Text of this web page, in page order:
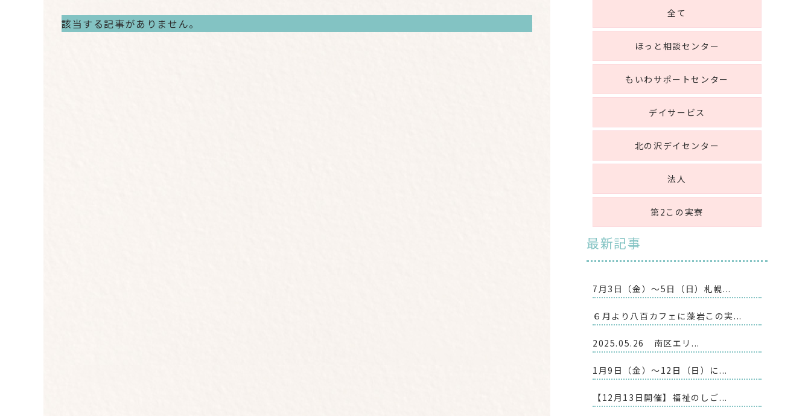
該当する記事がありません。
全て
ほっと相談センター
もいわサポートセンター
デイサービス
北の沢デイセンター
法人
第2この実寮
最新記事
7月3日（金）～5日（日）札幌...
６月より八百カフェに藻岩この実...
2025.05.26 南区エリ...
1月9日（金）～12日（日）に...
【12月13日開催】福祉のしご...